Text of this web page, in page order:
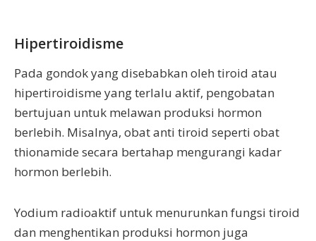
Hipertiroidisme
Pada gondok yang disebabkan oleh tiroid atau
hipertiroidisme yang terlalu aktif, pengobatan
bertujuan untuk melawan produksi hormon
berlebih. Misalnya, obat anti tiroid seperti obat
thionamide secara bertahap mengurangi kadar
hormon berlebih.
Yodium radioaktif untuk menurunkan fungsi tiroid
dan menghentikan produksi hormon juga